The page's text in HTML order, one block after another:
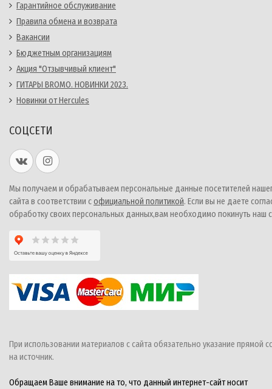
Гарантийное обслуживание
Правила обмена и возврата
Вакансии
Бюджетным организациям
Акция "Отзывчивый клиент"
ГИТАРЫ BROMO. НОВИНКИ 2023.
Новинки от Hercules
СОЦСЕТИ
Мы получаем и обрабатываем персональные данные посетителей
сайта в соответствии софициальной политикой. Если вы не даете
обработку своих персональных данных,вам необходимо покинуть наш
При использовании материалов с сайта обязательно указание прямой
на источник.
Обращаем Ваше внимание на то, что данный интернет-сайт носит